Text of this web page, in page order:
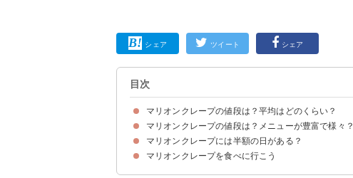
シェア ツイート シェア
目次
マリオンクレープの値段は？平均はどのくらい？
マリオンクレープの値段は500円前後でお手頃
マリオンクレープの値段は？メニューが豊富で様々？
マリオンクレープの値段【ホイップクリーム】
マリオンクレープの値段【スペシャルクレープ】
マリオンクレープの値段【デラックスクレープ】
マリオンクレープの値段【チーズケーキクレープ】
マリオンクレープの値段【ホットクレープ】
マリオンクレープの値段【スナッククレープ】
マリオンクレープの値段【季節限定クレープ】
マリオンクレープの値段【トッピング】
マリオンクレープの値段【タピオカ】
マリオンクレープには半額の日がある？
マリオンの日はクレープ全品が半額になるのでお得
その他のお得なクーポン
マリオンクレープを食べに行こう